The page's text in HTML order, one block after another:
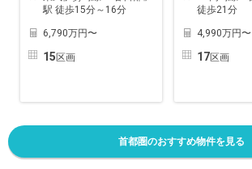
駅 徒歩15分～16分
6,790万円〜
15区画
徒歩21分
4,990万円〜
17区画
首都圏のおすすめ物件を見る